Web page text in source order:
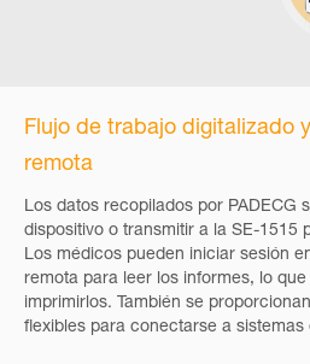
Flujo de trabajo digitalizado
remota
Los datos recopilados por PADECG
dispositivo o transmitir a la SE-1515
Los médicos pueden iniciar sesión
remota para leer los informes, lo
imprimirlos. También se
flexibles para conectarse a sistemas